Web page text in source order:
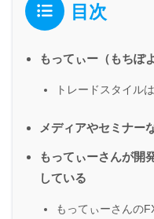
目次
もってぃー（もちぽ
トレードスタイル
メディアやセミナー
もってぃーさんが開
している
もってぃーさんの